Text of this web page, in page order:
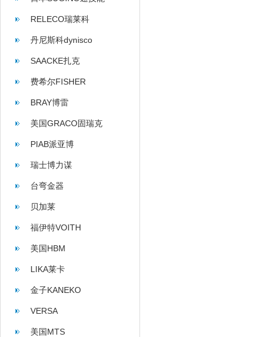
RELECO瑞莱科
丹尼斯科dynisco
SAACKE扎克
费希尔FISHER
BRAY博雷
美国GRACO固瑞克
PIAB派亚博
瑞士博力谋
台弯金器
贝加莱
福伊特VOITH
美国HBM
LIKA莱卡
金子KANEKO
VERSA
美国MTS